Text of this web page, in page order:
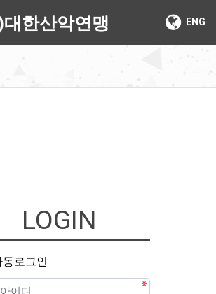
ENG
한산악연맹
LOGIN
동로그인
필수